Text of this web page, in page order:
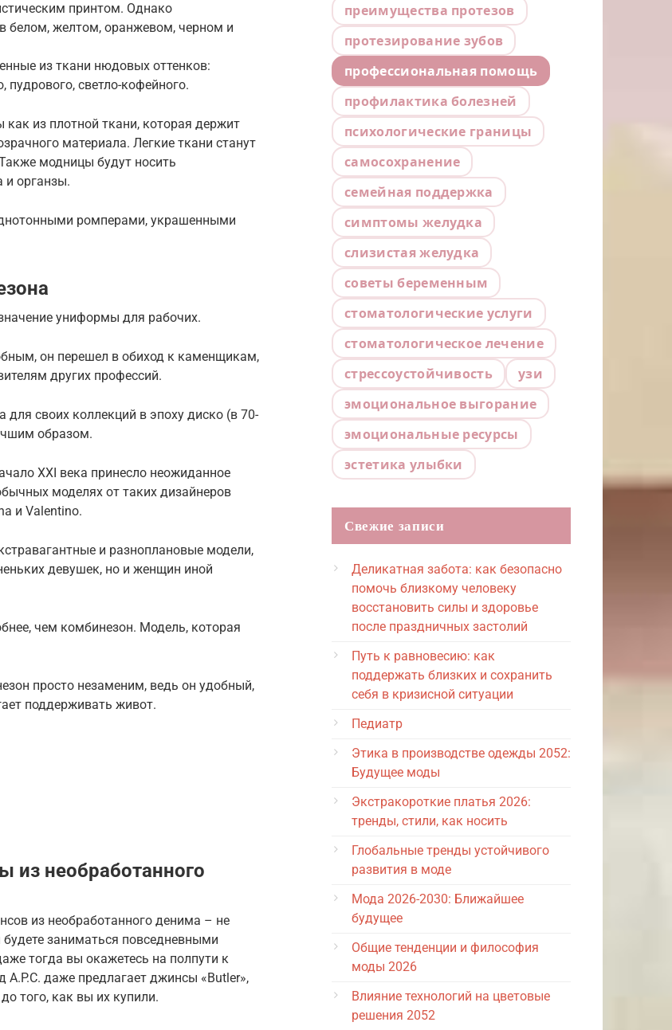
принтом. Однако
белом, желтом, оранжевом, черном и
из ткани нюдовых оттенков:
пудрового, светло-кофейного.
из плотной ткани, которая держит
материала. Легкие ткани станут
модницы будут носить
и органзы.
ромперами, украшенными
униформы для рабочих.
он перешел в обиход к каменщикам,
других профессий.
своих коллекций в эпоху диско (в 70-
образом.
XXI века принесло неожиданное
моделях от таких дизайнеров
и Valentino.
и разноплановые модели,
девушек, но и женщин иной
чем комбинезон. Модель, которая
просто незаменим, ведь он удобный,
поддерживать живот.
из необработанного
из необработанного денима – не
заниматься повседневными
тогда вы окажетесь на полпути к
даже предлагает джинсы «Butler»,
того, как вы их купили.
преимущества протезов
протезирование зубов
профессиональная помощь
профилактика болезней
психологические границы
самосохранение
семейная поддержка
симптомы желудка
слизистая желудка
советы беременным
стоматологические услуги
стоматологическое лечение
стрессоустойчивость
узи
эмоциональное выгорание
эмоциональные ресурсы
эстетика улыбки
Свежие записи
Деликатная забота: как безопасно
помочь близкому человеку
восстановить силы и здоровье
после праздничных застолий
Путь к равновесию: как
поддержать близких и сохранить
себя в кризисной ситуации
Педиатр
Этика в производстве одежды 2052:
Будущее моды
Экстракороткие платья 2026:
тренды, стили, как носить
Глобальные тренды устойчивого
развития в моде
Мода 2026-2030: Ближайшее
будущее
Общие тенденции и философия
моды 2026
Влияние технологий на цветовые
решения 2052